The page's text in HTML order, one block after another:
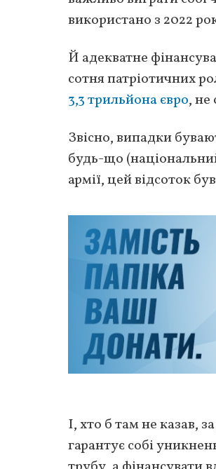
використано з 2022
Й адекватне
сотня патріотичних
3,3 трильйона євро, не
Звісно, випадки
будь-що
армії, цей відсоток
І, хто б там не казав,
гарантує собі